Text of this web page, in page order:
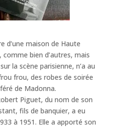
d’une maison de Haute
bien d’autres, mais
la scène parisienne, n’a au
frou, des robes de soirée
de Madonna.
Piguet, du nom de son
fils de banquier, a eu
à 1951. Elle a apporté son